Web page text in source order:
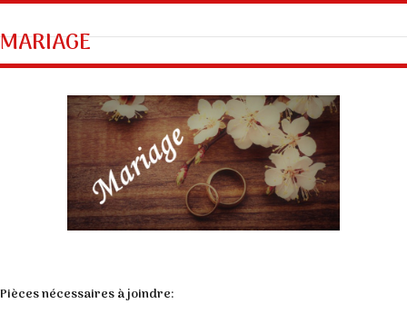
MARIAGE
Pièces nécessaires à joindre: